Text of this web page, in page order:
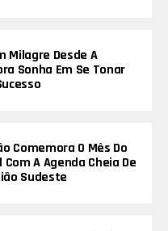
Milagre Desde A
Sonha Em Se Tonar
Comemora O Mês Do
A Agenda Cheia De
Sudeste